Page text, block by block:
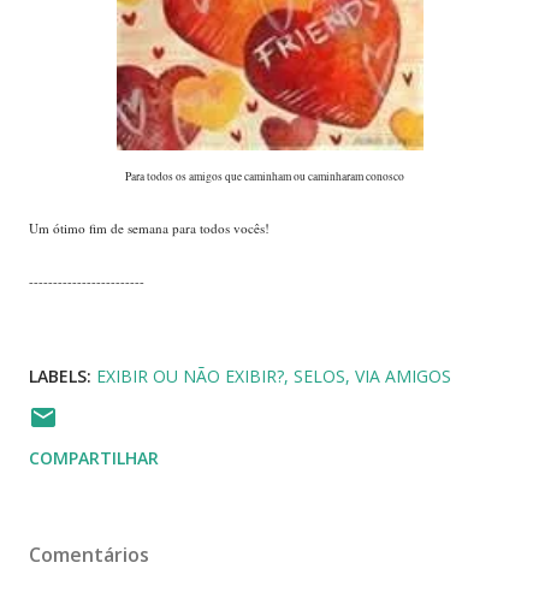
Para todos os amigos que caminham ou caminharam conosco
Um ótimo fim de semana para todos vocês!
------------------------
LABELS: EXIBIR OU NÃO EXIBIR? SELOS VIA AMIGOS
COMPARTILHAR
Comentários